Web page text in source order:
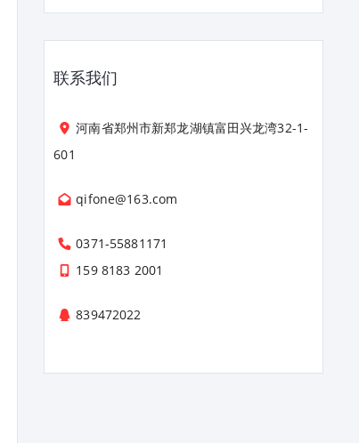
联系我们
河南省郑州市新郑龙湖镇富田兴龙湾32-1-
601
qifone@163.com
0371-55881171
159 8183 2001
839472022